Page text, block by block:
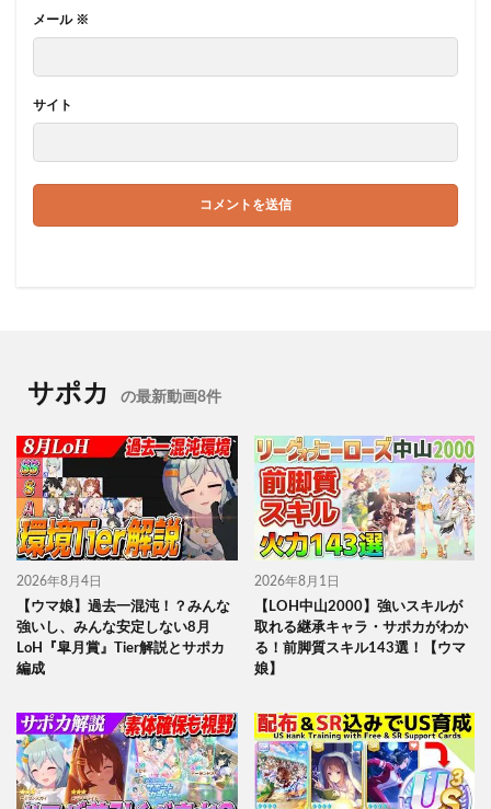
メール ※
サイト
サポカ の最新動画8件
2026年8月4日
【ウマ娘】過去一混沌！？みんな
強いし、みんな安定しない8月
LoH『皐月賞』Tier解説とサポカ
編成
2026年8月1日
【LOH中山2000】強いスキルが
取れる継承キャラ・サポカがわか
る！前脚質スキル143選！【ウマ
娘】